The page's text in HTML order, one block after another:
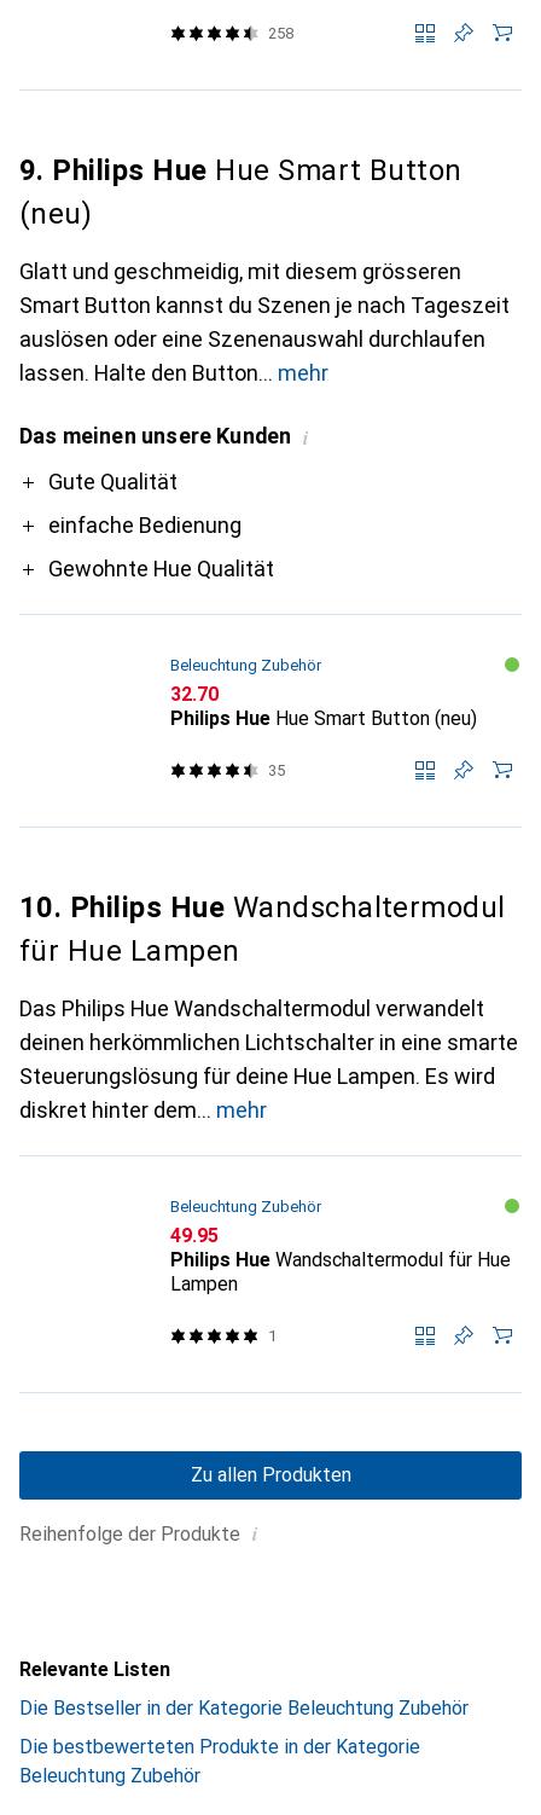
258
9. Philips Hue Hue Smart Button
(neu)
Glatt und geschmeidig, mit diesem grösseren
Smart Button kannst du Szenen je nach Tageszeit
auslösen oder eine Szenenauswahl durchlaufen
lassen. Halte den Button
mehr
Das meinen unsere Kunden i
ProGute Qualität
einfache Bedienung
Gewohnte Hue Qualität
Beleuchtung Zubehör
CHF
32.70
Philips Hue Hue Smart Button (neu)
35
10. Philips Hue Wandschaltermodul
für Hue Lampen
Das Philips Hue Wandschaltermodul verwandelt
deinen herkömmlichen Lichtschalter in eine smarte
Steuerungslösung für deine Hue Lampen. Es wird
diskret hinter dem
mehr
Beleuchtung Zubehör
CHF
49.95
Philips Hue Wandschaltermodul für Hue
Lampen
1
Reihenfolge der Produkte i
Zu allen Produkten
Relevante Listen
Die Bestseller in der Kategorie Beleuchtung Zubehör
Die bestbewerteten Produkte in der Kategorie
Beleuchtung Zubehör